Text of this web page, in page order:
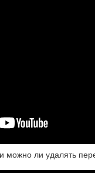
можно ли удалять